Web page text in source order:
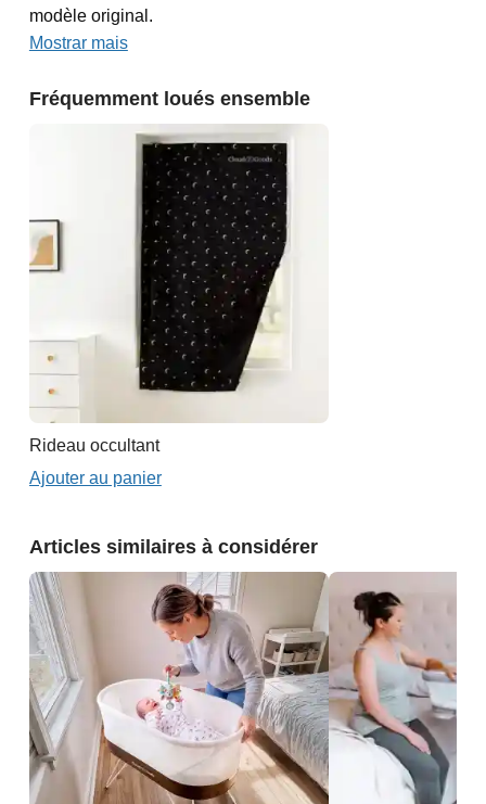
modèle original.
Mostrar mais
Fréquemment loués ensemble
Rideau occultant
Ajouter au panier
Articles similaires à considérer